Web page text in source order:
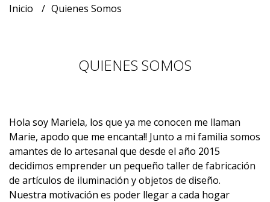
Inicio Quienes Somos
QUIENES SOMOS
Hola soy Mariela, los que ya me conocen me llaman
Marie, apodo que me encanta!! Junto a mi familia somos
amantes de lo artesanal que desde el año 2015
decidimos emprender un pequeño taller de fabricación
de artículos de iluminación y objetos de diseño.
Nuestra motivación es poder llegar a cada hogar